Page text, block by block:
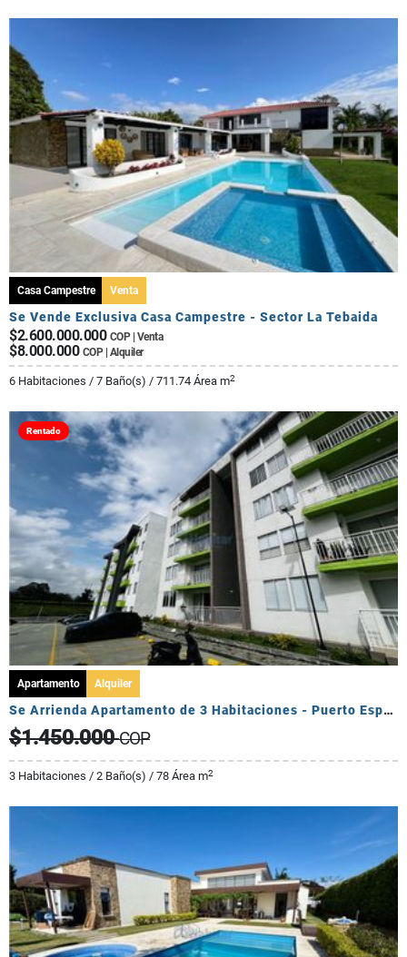
Casa Campestre Venta
Se Vende Exclusiva Casa Campestre - Sector La Tebaida
$2.600.000.000 COP | Venta
$8.000.000 COP | Alquiler
6 Habitaciones / 7 Baño(s) / 711.74 Área m2
Rentado
Apartamento Alquiler
Se Arrienda Apartamento de 3 Habitaciones - Puerto Espejo
$1.450.000COP
3 Habitaciones / 2 Baño(s) / 78 Área m2